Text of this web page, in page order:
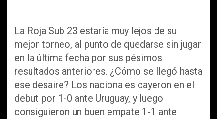
La Roja Sub 23 estaría muy lejos de su
mejor torneo, al punto de quedarse sin jugar
en la última fecha por sus pésimos
resultados anteriores. ¿Cómo se llegó hasta
ese desaire? Los nacionales cayeron en el
debut por 1-0 ante Uruguay, y luego
consiguieron un buen empate 1-1 ante